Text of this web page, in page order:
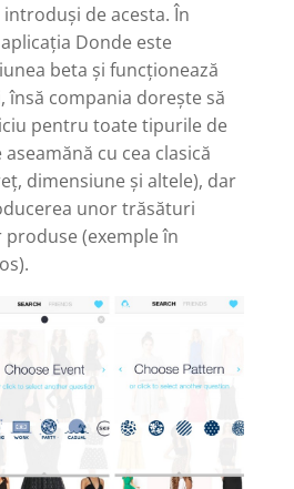
de acesta. În
Donde este
beta și funcționează
compania dorește să
pentru toate tipurile de
cu cea clasică
dimensiune și altele), dar
unor trăsături
(exemple în